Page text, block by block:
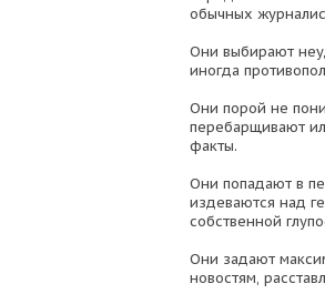
обычных
Они выбирают
иногда
Они порой не
перебарщивают
факты.
Они попадают в
издеваются над
собственной
Они задают
новостям,